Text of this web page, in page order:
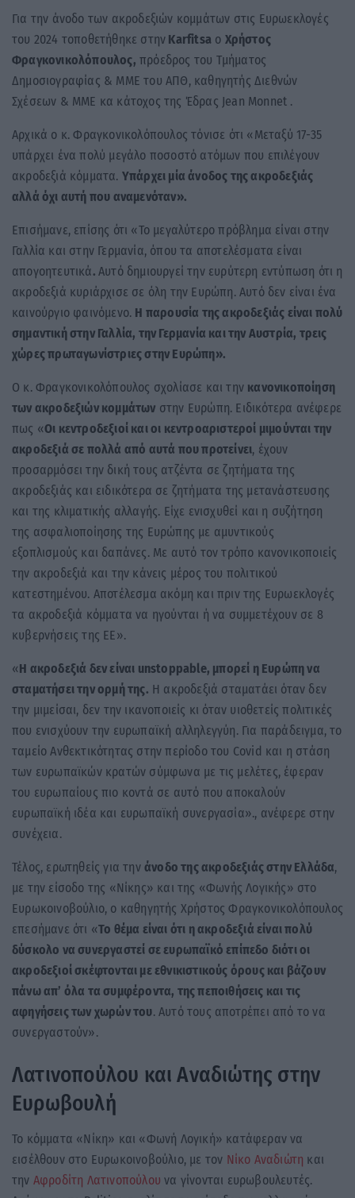
Για την άνοδο των ακροδεξιών κομμάτων στις Ευρωεκλογές
του 2024 τοποθετήθηκε στην Karfitsa ο Χρήστος
Φραγκονικολόπουλος, πρόεδρος του Τμήματος
Δημοσιογραφίας & ΜΜΕ του ΑΠΘ, καθηγητής Διεθνών
Σχέσεων & ΜΜΕ κα κάτοχος της Έδρας Jean Monnet .
Αρχικά ο κ. Φραγκονικολόπουλος τόνισε ότι «Μεταξύ 17-35
υπάρχει ένα πολύ μεγάλο ποσοστό ατόμων που επιλέγουν
ακροδεξιά κόμματα. Υπάρχει μία άνοδος της ακροδεξιάς
αλλά όχι αυτή που αναμενόταν».
Επισήμανε, επίσης ότι «Το μεγαλύτερο πρόβλημα είναι στην
Γαλλία και στην Γερμανία, όπου τα αποτελέσματα είναι
απογοητευτικά.Αυτό δημιουργεί την ευρύτερη εντύπωση ότι η
ακροδεξιά κυριάρχισε σε όλη την Ευρώπη. Αυτό δεν είναι ένα
καινούργιο φαινόμενο. Η παρουσία της ακροδεξιάς είναι πολύ
σημαντική στην Γαλλία, την Γερμανία και την Αυστρία, τρεις
χώρες πρωταγωνίστριες στην Ευρώπη».
Ο κ. Φραγκονικολόπουλος σχολίασε και την κανονικοποίηση
των ακροδεξιών κομμάτων στην Ευρώπη. Ειδικότερα ανέφερε
πως «Οι κεντροδεξιοί και οι κεντροαριστεροί μιμούνται την
ακροδεξιά σε πολλά από αυτά που προτείνει, έχουν
προσαρμόσει την δική τους ατζέντα σε ζητήματα της
ακροδεξιάς και ειδικότερα σε ζητήματα της μετανάστευσης
και της κλιματικής αλλαγής. Είχε ενισχυθεί και η συζήτηση
της ασφαλιοποίησης της Ευρώπης με αμυντικούς
εξοπλισμούς και δαπάνες. Με αυτό τον τρόπο κανονικοποιείς
την ακροδεξιά και την κάνεις μέρος του πολιτικού
κατεστημένου. Αποτέλεσμα ακόμη και πριν της Ευρωεκλογές
τα ακροδεξιά κόμματα να ηγούνται ή να συμμετέχουν σε 8
κυβερνήσεις της ΕΕ».
«Η ακροδεξιά δεν είναι unstoppable, μπορεί η Ευρώπη να
σταματήσει την ορμή της. Η ακροδεξιά σταματάει όταν δεν
την μιμείσαι, δεν την ικανοποιείς κι όταν υιοθετείς πολιτικές
που ενισχύουν την ευρωπαϊκή αλληλεγγύη. Για παράδειγμα, το
ταμείο Ανθεκτικότητας στην περίοδο του Covid και η στάση
των ευρωπαϊκών κρατών σύμφωνα με τις μελέτες, έφεραν
του ευρωπαίους πιο κοντά σε αυτό που αποκαλούν
ευρωπαϊκή ιδέα και ευρωπαϊκή συνεργασία»., ανέφερε στην
συνέχεια.
Τέλος, ερωτηθείς για την άνοδο της ακροδεξιάς στην Ελλάδα,
με την είσοδο της «Νίκης» και της «Φωνής Λογικής» στο
Ευρωκοινοβούλιο, ο καθηγητής Χρήστος Φραγκονικολόπουλος
επεσήμανε ότι «Το θέμα είναι ότι η ακροδεξιά είναι πολύ
δύσκολο να συνεργαστεί σε ευρωπαϊκό επίπεδο διότι οι
ακροδεξιοί σκέφτονται με εθνικιστικούς όρους και βάζουν
πάνω απ’ όλα τα συμφέροντα, της πεποιθήσεις και τις
αφηγήσεις των χωρών του. Αυτό τους αποτρέπει από το να
συνεργαστούν».
Λατινοπούλου και Αναδιώτης στην
Ευρωβουλή
Το κόμματα «Νίκη» και «Φωνή Λογική» κατάφεραν να
εισέλθουν στο Ευρωκοινοβούλιο, με τον Νίκο Αναδιώτη και
την Αφροδίτη Λατινοπούλου να γίνονται ευρωβουλευτές.